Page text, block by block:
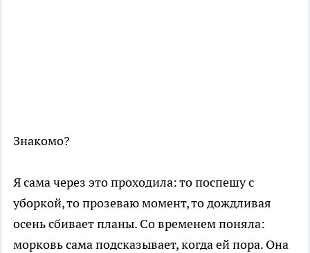
Знакомо?
Я сама через это проходила: то поспешу с
уборкой, то прозеваю момент, то дождливая
осень сбивает планы. Со временем поняла:
морковь сама подсказывает, когда ей пора. Она